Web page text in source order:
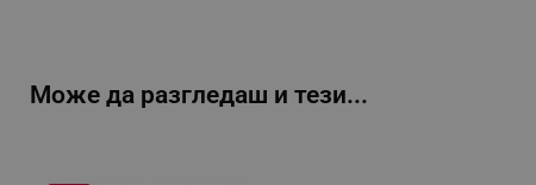
Може да разгледаш и тези...